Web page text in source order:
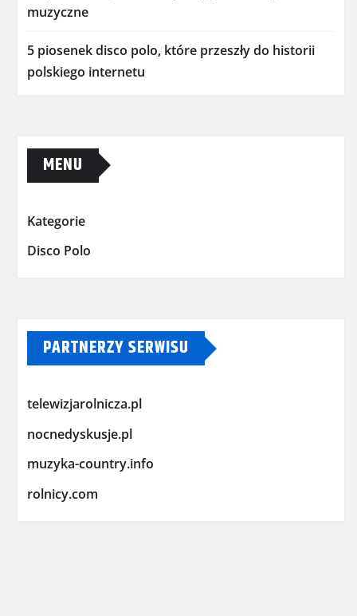
muzyczne
5 piosenek disco polo, które przeszły do historii
polskiego internetu
MENU
Kategorie
Disco Polo
PARTNERZY SERWISU
telewizjarolnicza.pl
nocnedyskusje.pl
muzyka-country.info
rolnicy.com